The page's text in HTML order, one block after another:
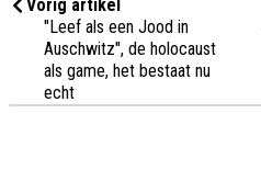
Vorig artikel
"Leef als een Jood in
Auschwitz", de holocaust
als game, het bestaat nu
echt